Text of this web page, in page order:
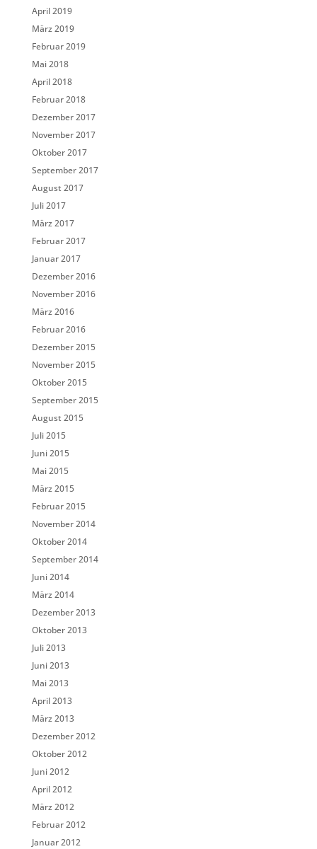
April 2019
März 2019
Februar 2019
Mai 2018
April 2018
Februar 2018
Dezember 2017
November 2017
Oktober 2017
September 2017
August 2017
Juli 2017
März 2017
Februar 2017
Januar 2017
Dezember 2016
November 2016
März 2016
Februar 2016
Dezember 2015
November 2015
Oktober 2015
September 2015
August 2015
Juli 2015
Juni 2015
Mai 2015
März 2015
Februar 2015
November 2014
Oktober 2014
September 2014
Juni 2014
März 2014
Dezember 2013
Oktober 2013
Juli 2013
Juni 2013
Mai 2013
April 2013
März 2013
Dezember 2012
Oktober 2012
Juni 2012
April 2012
März 2012
Februar 2012
Januar 2012